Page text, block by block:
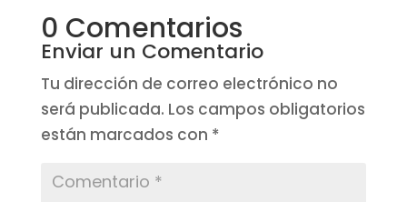
0 Comentarios
Enviar un Comentario
Tu dirección de correo electrónico no
será publicada. Los campos obligatorios
están marcados con *